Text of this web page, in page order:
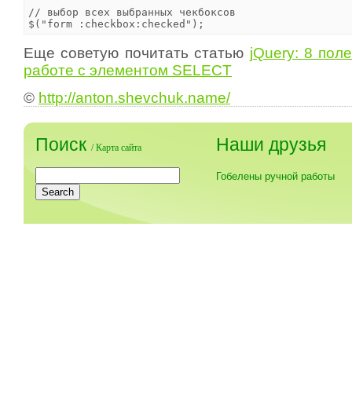
// выбор всех выбранных чекбоксов
Еще советую почитать статью jQuery: 8
работе с элементом SELECT
© http://anton.shevchuk.name/
Поиск /Карта сайта Наши друзья
Гобелены ручной работы